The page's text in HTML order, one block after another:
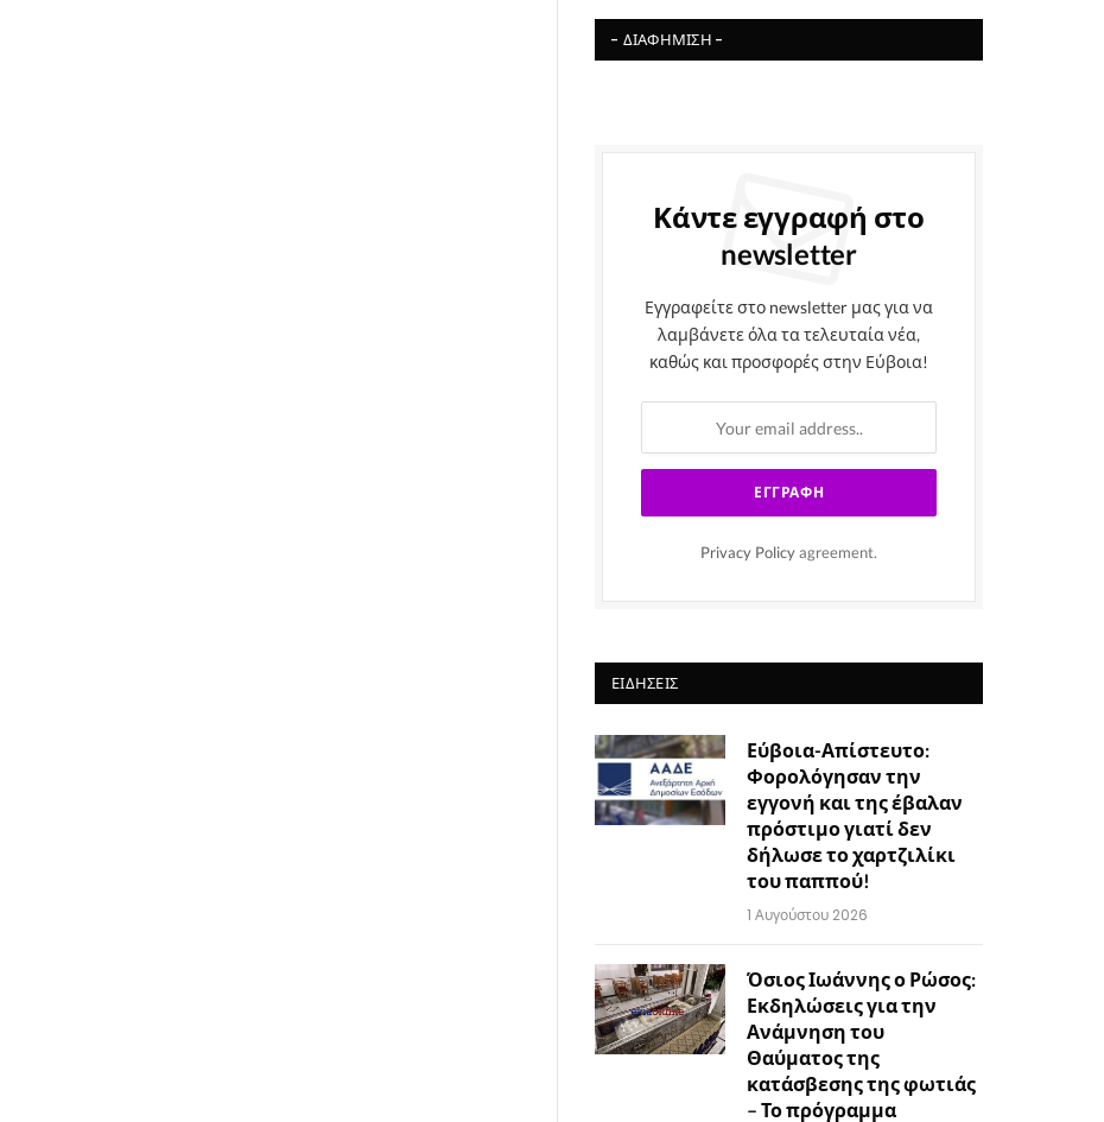
- ΔΙΑΦΉΜΙΣΗ -
Κάντε εγγραφή στο
newsletter
Εγγραφείτε στο newsletter μας για να
λαμβάνετε όλα τα τελευταία νέα,
καθώς και προσφορές στην Εύβοια!
Privacy Policy agreement.
ΕΙΔΉΣΕΙΣ
Εύβοια-Απίστευτο:
Φορολόγησαν την
εγγονή και της έβαλαν
πρόστιμο γιατί δεν
δήλωσε το χαρτζιλίκι
του παππού!
1 Αυγούστου 2026
Όσιος Ιωάννης ο Ρώσος:
Εκδηλώσεις για την
Ανάμνηση του
Θαύματος της
κατάσβεσης της φωτιάς
– Το πρόγραμμα